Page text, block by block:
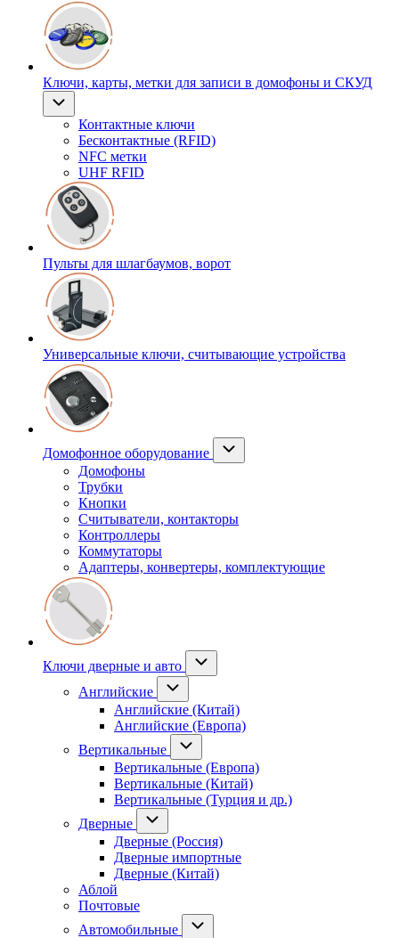
Ключи, карты, метки для записи в домофоны и СКУД
Контактные ключи
Бесконтактные (RFID)
NFC метки
UHF RFID
Пульты для шлагбаумов, ворот
Универсальные ключи, считывающие устройства
Домофонное оборудование
Домофоны
Трубки
Кнопки
Считыватели, контакторы
Контроллеры
Коммутаторы
Адаптеры, конвертеры, комплектующие
Ключи дверные и авто
Английские
Английские (Китай)
Английские (Европа)
Вертикальные
Вертикальные (Европа)
Вертикальные (Китай)
Вертикальные (Турция и др.)
Дверные
Дверные (Россия)
Дверные импортные
Дверные (Китай)
Аблой
Почтовые
Автомобильные